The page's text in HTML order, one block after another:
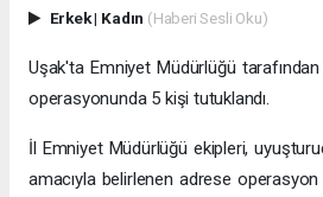
Erkek| Kadın (Haberi Sesli Oku)
Uşak'ta Emniyet Müdürlüğü
operasyonunda 5 kişi tutuklandı.
İl Emniyet Müdürlüğü ekipleri,
amacıyla belirlenen adrese